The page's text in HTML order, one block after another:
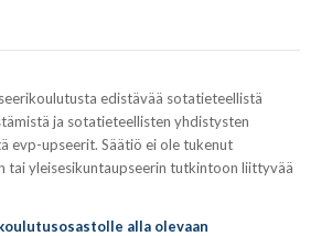
edistävää sotatieteellistä
ja sotatieteellisten yhdistysten
evp-upseerit. Säätiö ei ole tukenut
tai yleisesikuntaupseerin tutkintoon liittyvää
alla olevaan